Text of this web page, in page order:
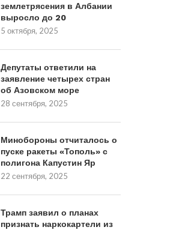
землетрясения в Албании
выросло до 20
5 октября, 2025
Депутаты ответили на
заявление четырех стран
об Азовском море
28 сентября, 2025
Минобороны отчиталось о
пуске ракеты «Тополь» с
полигона Капустин Яр
22 сентября, 2025
Трамп заявил о планах
признать наркокартели из